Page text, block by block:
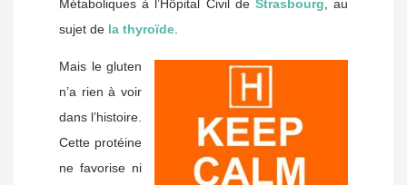
Métaboliques à l’Hôpital Civil de Strasbourg , au
sujet de la thyroïde
Mais le gluten
n’a rien à voir
dans l’histoire.
Cette protéine
ne favorise ni